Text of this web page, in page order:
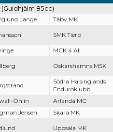
(Guldhjälm 85cc)
Lange Täby MK
SMK Tierp
MCK 4 All
Oskarshamns MSK
Södra Hälsinglands
Enduroklubb
Öhlin
Arlanda MC
Jensen Skara MK
Uppsala MK